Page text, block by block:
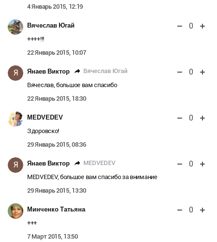
4 Январь 2015, 12:19
Вячеслав Югай 0
++++!!!
22 Январь 2015, 10:07
Я Янаев Виктор Вячеслав Югай 0
Вячеслав, большое вам спасибо
22 Январь 2015, 18:30
MEDVEDEV 0
Здоровско!
29 Январь 2015, 08:36
Я Янаев Виктор MEDVEDEV 0
MEDVEDEV, большое вам спасибо за внимание
29 Январь 2015, 13:30
Минченко Татьяна 0
+++
7 Март 2015, 13:50